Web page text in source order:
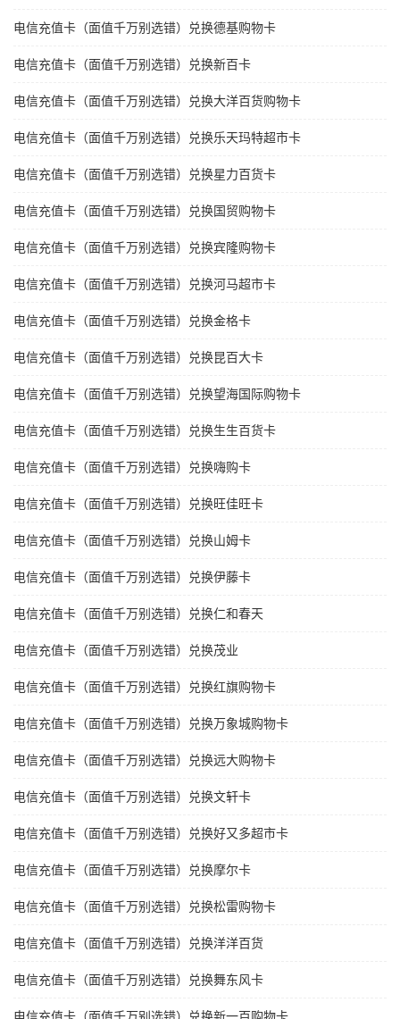
电信充值卡（面值千万别选错）兑换德基购物卡
电信充值卡（面值千万别选错）兑换新百卡
电信充值卡（面值千万别选错）兑换大洋百货购物卡
电信充值卡（面值千万别选错）兑换乐天玛特超市卡
电信充值卡（面值千万别选错）兑换星力百货卡
电信充值卡（面值千万别选错）兑换国贸购物卡
电信充值卡（面值千万别选错）兑换宾隆购物卡
电信充值卡（面值千万别选错）兑换河马超市卡
电信充值卡（面值千万别选错）兑换金格卡
电信充值卡（面值千万别选错）兑换昆百大卡
电信充值卡（面值千万别选错）兑换望海国际购物卡
电信充值卡（面值千万别选错）兑换生生百货卡
电信充值卡（面值千万别选错）兑换嗨购卡
电信充值卡（面值千万别选错）兑换旺佳旺卡
电信充值卡（面值千万别选错）兑换山姆卡
电信充值卡（面值千万别选错）兑换伊藤卡
电信充值卡（面值千万别选错）兑换仁和春天
电信充值卡（面值千万别选错）兑换茂业
电信充值卡（面值千万别选错）兑换红旗购物卡
电信充值卡（面值千万别选错）兑换万象城购物卡
电信充值卡（面值千万别选错）兑换远大购物卡
电信充值卡（面值千万别选错）兑换文轩卡
电信充值卡（面值千万别选错）兑换好又多超市卡
电信充值卡（面值千万别选错）兑换摩尔卡
电信充值卡（面值千万别选错）兑换松雷购物卡
电信充值卡（面值千万别选错）兑换洋洋百货
电信充值卡（面值千万别选错）兑换舞东风卡